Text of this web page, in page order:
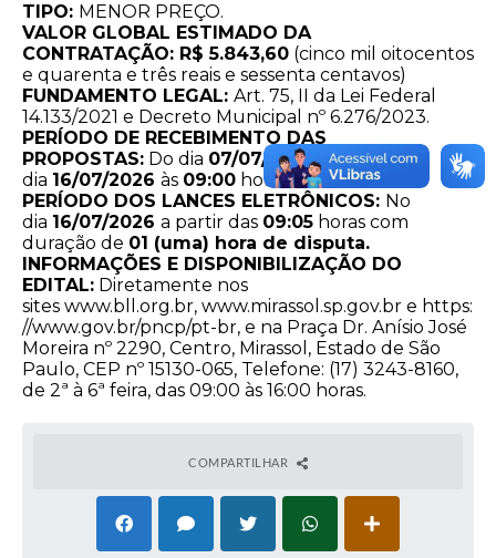
TIPO: MENOR PREÇO.
VALOR GLOBAL ESTIMADO DA
CONTRATAÇÃO: R$ 5.843,60 (cinco mil oitocentos
e quarenta e três reais e sessenta centavos)
FUNDAMENTO LEGAL: Art. 75, II da Lei Federal
14.133/2021 e Decreto Municipal nº 6.276/2023.
PERÍODO DE RECEBIMENTO DAS
PROPOSTAS: Do dia 07/07/2026até o
dia 16/07/2026 às 09:00 horas.
PERÍODO DOS LANCES ELETRÔNICOS: No
dia 16/07/2026 a partir das 09:05 horas com
duração de 01 (uma) hora de disputa.
INFORMAÇÕES E DISPONIBILIZAÇÃO DO
EDITAL: Diretamente nos
sites www.bll.org.br, www.mirassol.sp.gov.br e https:
//www.gov.br/pncp/pt-br, e na Praça Dr. Anísio José
Moreira nº 2290, Centro, Mirassol, Estado de São
Paulo, CEP nº 15130-065, Telefone: (17) 3243-8160,
de 2ª à 6ª feira, das 09:00 às 16:00 horas.
COMPARTILHAR